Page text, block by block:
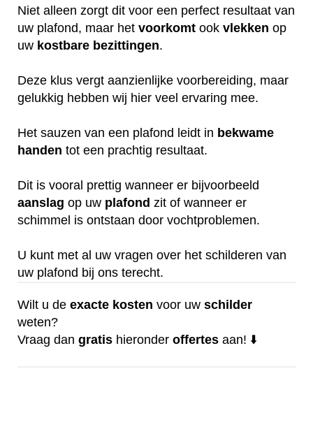
Niet alleen zorgt dit voor een perfect resultaat van
uw plafond, maar het voorkomt ook vlekken op
uw kostbare bezittingen.
Deze klus vergt aanzienlijke voorbereiding, maar
gelukkig hebben wij hier veel ervaring mee.
Het sauzen van een plafond leidt in bekwame
handen tot een prachtig resultaat.
Dit is vooral prettig wanneer er bijvoorbeeld
aanslag op uw plafond zit of wanneer er
schimmel is ontstaan door vochtproblemen.
U kunt met al uw vragen over het schilderen van
uw plafond bij ons terecht.
Wilt u de exacte kosten voor uw schilder
weten?
Vraag dan gratis hieronder offertes aan! ⬇️